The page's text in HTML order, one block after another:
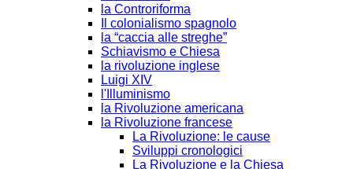
la Controriforma
Il colonialismo spagnolo
la “caccia alle streghe”
Schiavismo e Chiesa
la rivoluzione inglese
Luigi XIV
l'Illuminismo
la Rivoluzione americana
la Rivoluzione francese
La Rivoluzione: le cause
Sviluppi cronologici
La Rivoluzione e la Chiesa